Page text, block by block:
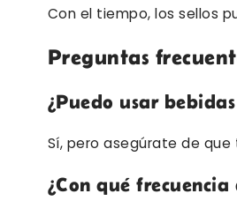
Con el tiempo, los sellos
Preguntas
¿Puedo usar
Sí, pero asegúrate de
¿Con qué